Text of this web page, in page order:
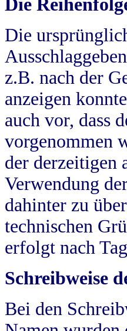
Die
Die
z.B. nach der
anzeigen
auch vor, dass
vorgenommen
der derzeitigen
Verwendung
dahinter zu
technischen
erfolgt nach
Schreibweise
Bei den